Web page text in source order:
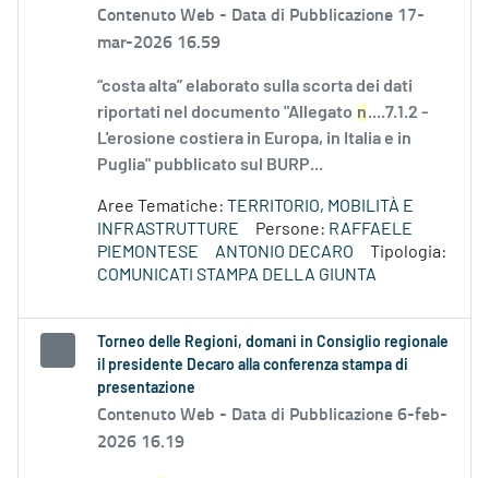
Contenuto Web - Data di Pubblicazione 17-
mar-2026 16.59
“costa alta” elaborato sulla scorta dei dati
riportati nel documento "Allegato n....7.1.2 -
L'erosione costiera in Europa, in Italia e in
Puglia" pubblicato sul BURP...
Aree Tematiche: TERRITORIO, MOBILITÀ E
INFRASTRUTTURE
Persone: RAFFAELE
PIEMONTESE
ANTONIO DECARO
Tipologia:
COMUNICATI STAMPA DELLA GIUNTA
Torneo delle Regioni, domani in Consiglio regionale
il presidente Decaro alla conferenza stampa di
presentazione
Contenuto Web - Data di Pubblicazione 6-feb-
2026 16.19